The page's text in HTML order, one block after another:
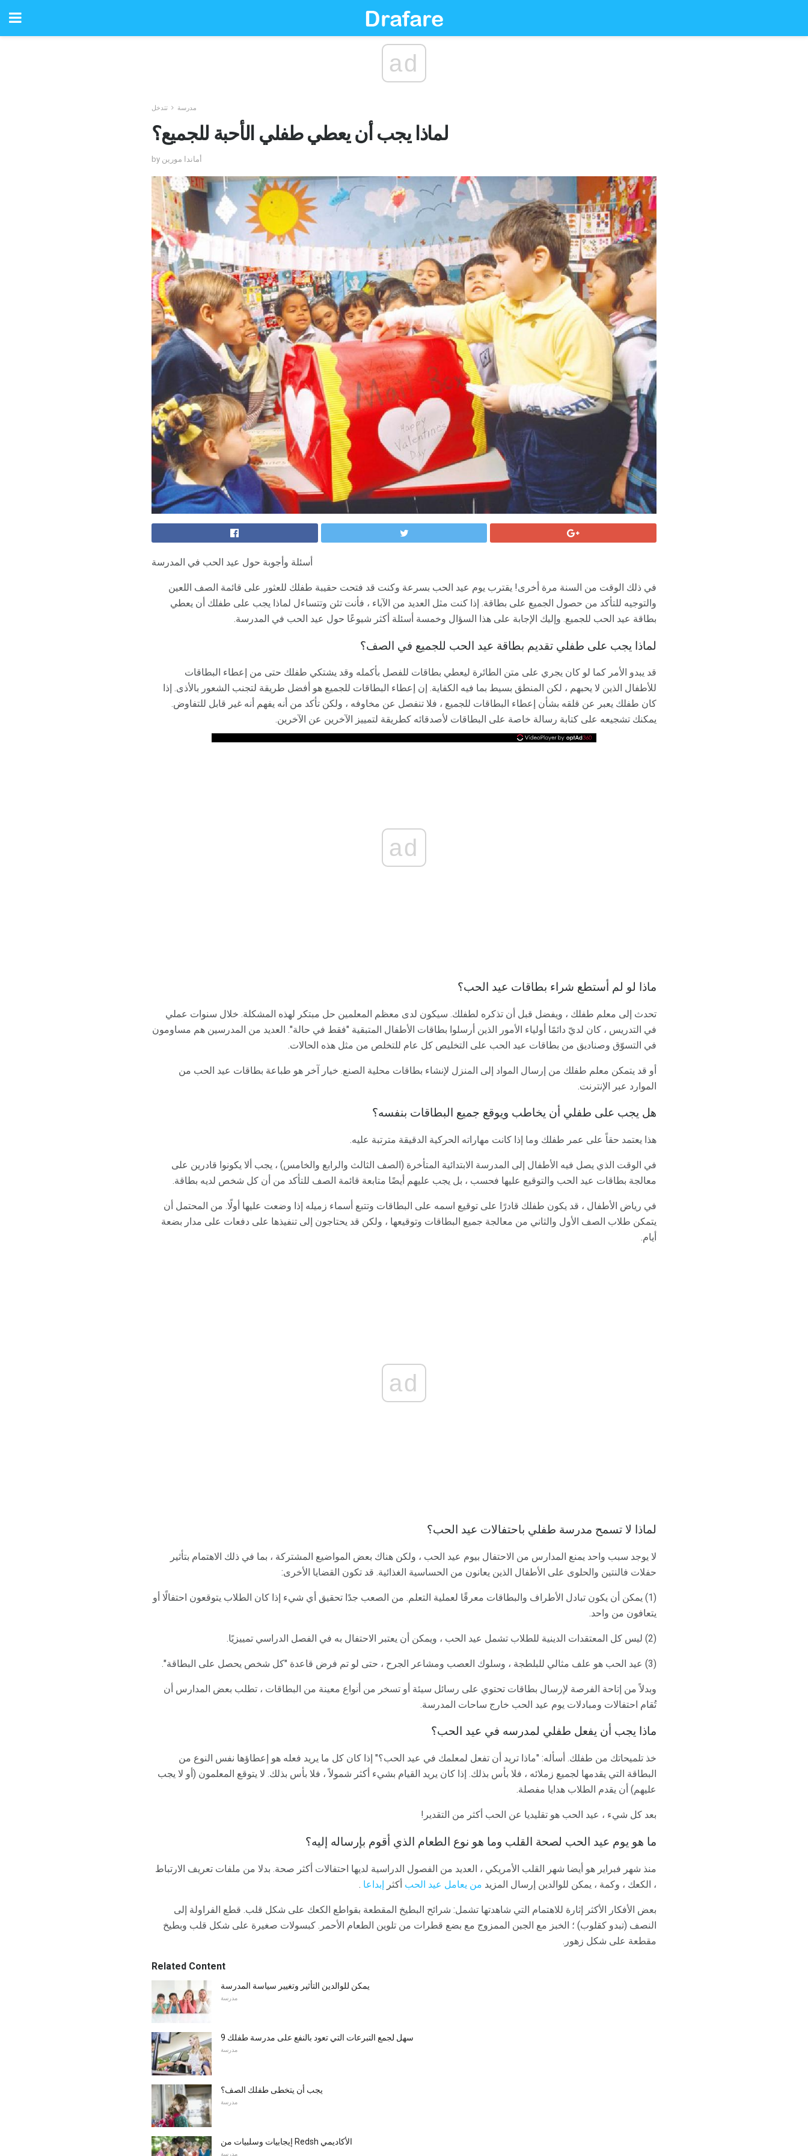
ad
مدرسة تتدخل
لماذا يجب أن يعطي طفلي الأحبة للجميع؟
by أماندا مورين
أسئلة وأجوبة حول عيد الحب في المدرسة
في ذلك الوقت من السنة مرة أخرى! يقترب يوم عيد الحب بسرعة وكنت قد فتحت حقيبة طفلك للعثور على قائمة الصف اللعين
والتوجيه للتأكد من حصول الجميع على بطاقة. إذا كنت مثل العديد من الآباء ، فأنت تئن وتتساءل لماذا يجب على طفلك أن يعطي
بطاقة عيد الحب للجميع. وإليك الإجابة على هذا السؤال وخمسة أسئلة أكثر شيوعًا حول عيد الحب في المدرسة.
لماذا يجب على طفلي تقديم بطاقة عيد الحب للجميع في الصف؟
قد يبدو الأمر كما لو كان يجري على متن الطائرة ليعطي بطاقات للفصل بأكمله وقد يشتكي طفلك حتى من إعطاء البطاقات
للأطفال الذين لا يحبهم ، لكن المنطق بسيط بما فيه الكفاية. إن إعطاء البطاقات للجميع هو أفضل طريقة لتجنب الشعور بالأذى. إذا
كان طفلك يعبر عن قلقه بشأن إعطاء البطاقات للجميع ، فلا تنفصل عن مخاوفه ، ولكن تأكد من أنه يفهم أنه غير قابل للتفاوض.
يمكنك تشجيعه على كتابة رسالة خاصة على البطاقات لأصدقائه كطريقة لتمييز الآخرين عن الآخرين.
ad
ماذا لو لم أستطع شراء بطاقات عيد الحب؟
تحدث إلى معلم طفلك ، ويفضل قبل أن تذكره لطفلك. سيكون لدى معظم المعلمين حل مبتكر لهذه المشكلة. خلال سنوات عملي
في التدريس ، كان لديّ دائمًا أولياء الأمور الذين أرسلوا بطاقات الأطفال المتبقية "فقط في حالة". العديد من المدرسين هم مساومون
في التسوّق وصناديق من بطاقات عيد الحب على التخليص كل عام للتخلص من مثل هذه الحالات.
أو قد يتمكن معلم طفلك من إرسال المواد إلى المنزل لإنشاء بطاقات محلية الصنع. خيار آخر هو طباعة بطاقات عيد الحب من
الموارد عبر الإنترنت.
هل يجب على طفلي أن يخاطب ويوقع جميع البطاقات بنفسه؟
هذا يعتمد حقاً على عمر طفلك وما إذا كانت مهاراته الحركية الدقيقة مترتبة عليه.
في الوقت الذي يصل فيه الأطفال إلى المدرسة الابتدائية المتأخرة (الصف الثالث والرابع والخامس) ، يجب ألا يكونوا قادرين على
معالجة بطاقات عيد الحب والتوقيع عليها فحسب ، بل يجب عليهم أيضًا متابعة قائمة الصف للتأكد من أن كل شخص لديه بطاقة.
في رياض الأطفال ، قد يكون طفلك قادرًا على توقيع اسمه على البطاقات وتتبع أسماء زميله إذا وضعت عليها أولًا. من المحتمل أن
يتمكن طلاب الصف الأول والثاني من معالجة جميع البطاقات وتوقيعها ، ولكن قد يحتاجون إلى تنفيذها على دفعات على مدار بضعة
أيام.
ad
لماذا لا تسمح مدرسة طفلي باحتفالات عيد الحب؟
لا يوجد سبب واحد يمنع المدارس من الاحتفال بيوم عيد الحب ، ولكن هناك بعض المواضيع المشتركة ، بما في ذلك الاهتمام بتأثير
حفلات فالنتين والحلوى على الأطفال الذين يعانون من الحساسية الغذائية. قد تكون القضايا الأخرى:
(1) يمكن أن يكون تبادل الأطراف والبطاقات معرقًا لعملية التعلم. من الصعب جدًا تحقيق أي شيء إذا كان الطلاب يتوقعون احتفالًا أو
يتعافون من واحد.
(2) ليس كل المعتقدات الدينية للطلاب تشمل عيد الحب ، ويمكن أن يعتبر الاحتفال به في الفصل الدراسي تمييزيًا.
(3) عيد الحب هو علف مثالي للبلطجة ، وسلوك العصب ومشاعر الجرح ، حتى لو تم فرض قاعدة "كل شخص يحصل على البطاقة".
وبدلاً من إتاحة الفرصة لإرسال بطاقات تحتوي على رسائل سيئة أو تسخر من أنواع معينة من البطاقات ، تطلب بعض المدارس أن
تُقام احتفالات ومبادلات يوم عيد الحب خارج ساحات المدرسة.
ماذا يجب أن يفعل طفلي لمدرسه في عيد الحب؟
خذ تلميحاتك من طفلك. أسأله: "ماذا تريد أن تفعل لمعلمك في عيد الحب؟" إذا كان كل ما يريد فعله هو إعطاؤها نفس النوع من
البطاقة التي يقدمها لجميع زملائه ، فلا بأس بذلك. إذا كان يريد القيام بشيء أكثر شمولاً ، فلا بأس بذلك. لا يتوقع المعلمون (أو لا يجب
عليهم) أن يقدم الطلاب هدايا مفصلة.
بعد كل شيء ، عيد الحب هو تقليديا عن الحب أكثر من التقدير!
ما هو يوم عيد الحب لصحة القلب وما هو نوع الطعام الذي أقوم بإرساله إليه؟
منذ شهر فبراير هو أيضا شهر القلب الأمريكي ، العديد من الفصول الدراسية لديها احتفالات أكثر صحة. بدلا من ملفات تعريف الارتباط
، الكعك ، وكمة ، يمكن للوالدين إرسال المزيد من يعامل عيد الحب أكثر إبداعا .
بعض الأفكار الأكثر إثارة للاهتمام التي شاهدتها تشمل: شرائح البطيخ المقطعة بقواطع الكعك على شكل قلب. قطع الفراولة إلى
النصف (تبدو كقلوب) ؛ الخبز مع الجبن الممزوج مع بضع قطرات من تلوين الطعام الأحمر. كبسولات صغيرة على شكل قلب وبطيخ
مقطعة على شكل زهور.
Related Content
يمكن للوالدين التأثير وتغيير سياسة المدرسة
مدرسة
9 سهل لجمع التبرعات التي تعود بالنفع على مدرسة طفلك
مدرسة
يجب أن يتخطى طفلك الصف؟
مدرسة
إيجابيات وسلبيات من Redsh الأكاديمي
مدرسة